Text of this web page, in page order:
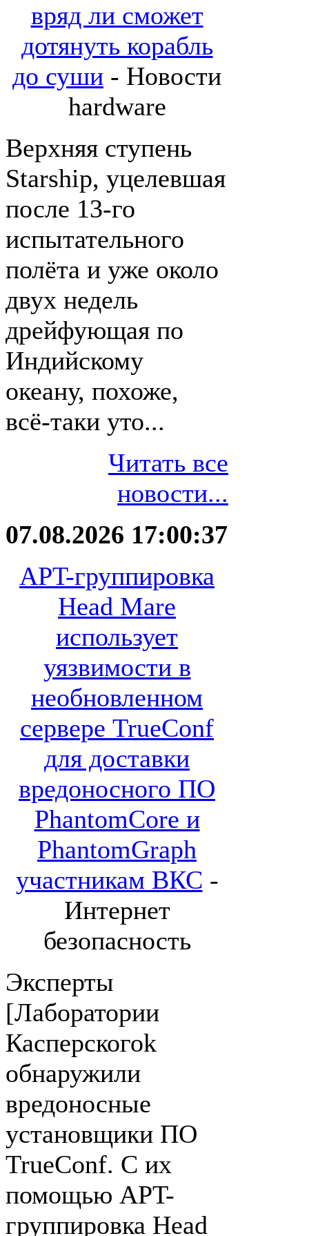
вряд ли сможет
дотянуть корабль
до суши - Новости
hardware
Верхняя ступень
Starship, уцелевшая
после 13-го
испытательного
полёта и уже около
двух недель
дрейфующая по
Индийскому
океану, похоже,
всё-таки уто...
Читать все
новости...
07.08.2026 17:00:37
APT-группировка
Head Mare
использует
уязвимости в
необновленном
сервере TrueConf
для доставки
вредоносного ПО
PhantomCore и
PhantomGraph
участникам ВКС -
Интернет
безопасность
Эксперты
[Лаборатории
Касперскогоk
обнаружили
вредоносные
установщики ПО
TrueConf. С их
помощью APT-
группировка Head